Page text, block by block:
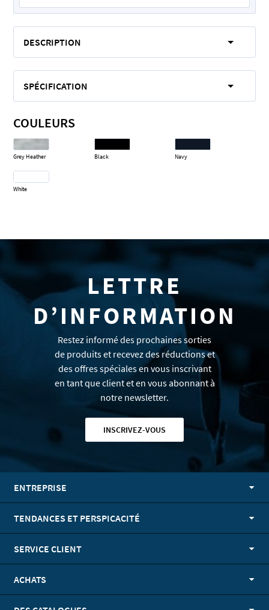
DESCRIPTION
SPÉCIFICATION
COULEURS
Grey Heather Black Navy
White
LETTRE
D’INFORMATION
Restez informé des prochaines sorties
de produits et recevez des réductions et
des offres spéciales en vous inscrivant
en tant que client et en vous abonnant à
notre newsletter.
INSCRIVEZ-VOUS
ENTREPRISE
TENDANCES ET PERSPICACITÉ
SERVICE CLIENT
ACHATS